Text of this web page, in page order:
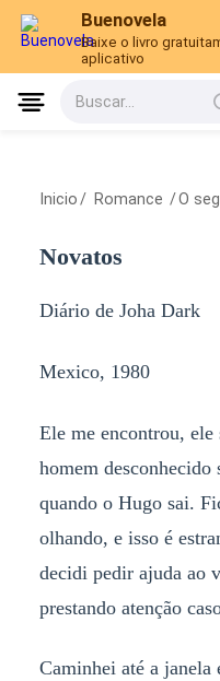
Buenovela
Baixe o livro
aplicativo
Buscar...
Inicio / Romance /O
Novatos
Diário de Joha Dark
Mexico, 1980
Ele me encontrou, ele
homem desconhecido
quando o Hugo sai.
olhando, e isso é
decidi pedir ajuda ao
prestando atenção
Caminhei até a janela